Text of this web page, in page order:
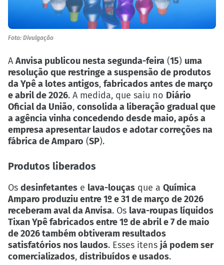
Foto: Divulgação
A Anvisa publicou nesta segunda-feira (15) uma
resolução que restringe a suspensão de produtos
da Ypê a lotes antigos, fabricados antes de março
e abril de 2026. A medida, que saiu no Diário
Oficial da União, consolida a liberação gradual que
a agência vinha concedendo desde maio, após a
empresa apresentar laudos e adotar correções na
fábrica de Amparo (SP).
Produtos liberados
Os desinfetantes e lava-louças que a Química
Amparo produziu entre 1º e 31 de março de 2026
receberam aval da Anvisa. Os lava-roupas líquidos
Tixan Ypê fabricados entre 1º de abril e 7 de maio
de 2026 também obtiveram resultados
satisfatórios nos laudos. Esses itens já podem ser
comercializados, distribuídos e usados.